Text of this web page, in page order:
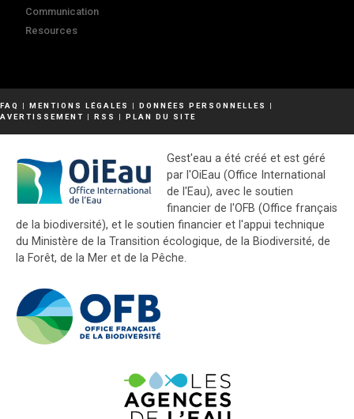
Communication
Resources
FAQ | MENTIONS LÉGALES | DONNÉES PERSONNELLES
|
AVERTISSEMENT | RSS | PLAN DU SITE
Gest'eau a été créé et est géré
par l'OiEau (Office International
de l'Eau), avec le soutien
financier de l'OFB (Office français
de la biodiversité), et le soutien financier et l'appui technique
du Ministère de la Transition écologique, de la Biodiversité, de
la Forêt, de la Mer et de la Pêche.